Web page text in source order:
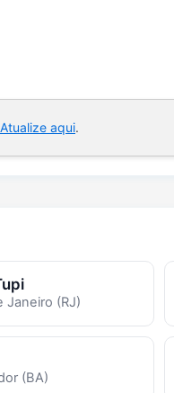
Atualize aqui.
Janeiro (RJ)
(BA)